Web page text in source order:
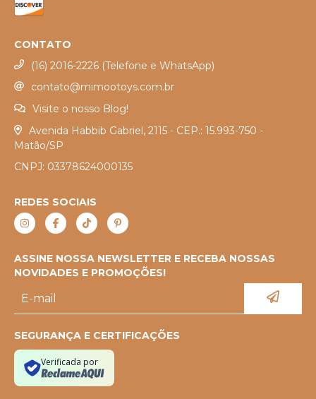
CONTATO
(16) 2016-2226 (Telefone e WhatsApp)
contato@mimootoys.com.br
Visite o nosso Blog!
Avenida Habbib Gabriel, 2115 - CEP.: 15.993-750 -
Matão/SP
CNPJ: 03378624000135
REDES SOCIAIS
ASSINE NOSSA NEWSLETTER E RECEBA NOSSAS
NOVIDADES E PROMOÇÕES!
SEGURANÇA E CERTIFICAÇÕES
Verificada por